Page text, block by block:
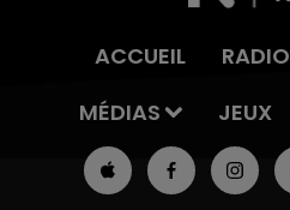
ACCUEIL RADIO
MÉDIAS
JEUX